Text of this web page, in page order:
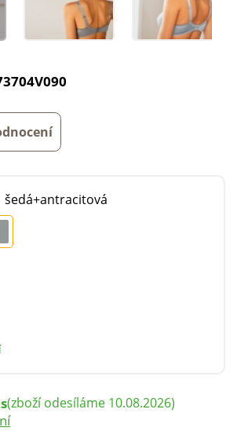
šedá+antracitová
(zboží odesíláme 10.08.2026)